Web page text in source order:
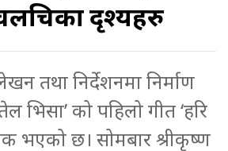
दृश्यहरु
तथा निर्देशनमा निर्माण
भिसा’ को पहिलो गीत ‘हरि
भएको छ। सोमबार श्रीकृष्ण